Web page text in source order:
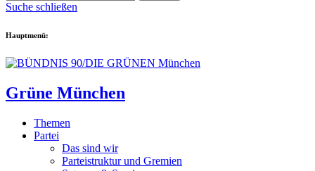
Suche schließen
Hauptmenü:
Grüne München
Themen
Partei
Das sind wir
Parteistruktur und Gremien